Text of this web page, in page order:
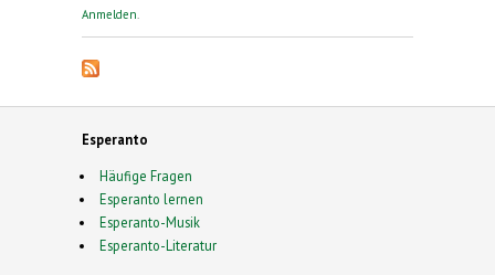
Anmelden
Esperanto
Häufige Fragen
Esperanto lernen
Esperanto-Musik
Esperanto-Literatur